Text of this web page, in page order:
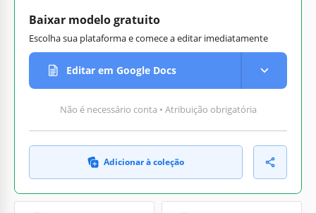
Baixar modelo gratuito
Escolha sua plataforma e comece a editar imediatamente
Editar em Google Docs
Não é necessário conta • Atribuição obrigatória
Adicionar à coleção